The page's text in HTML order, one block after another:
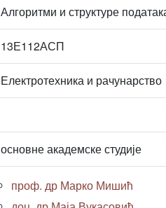
Алгоритми и структуре
13Е112АСП
Електротехника и рачунарство
основне академске студије
проф. др Марко Мишић